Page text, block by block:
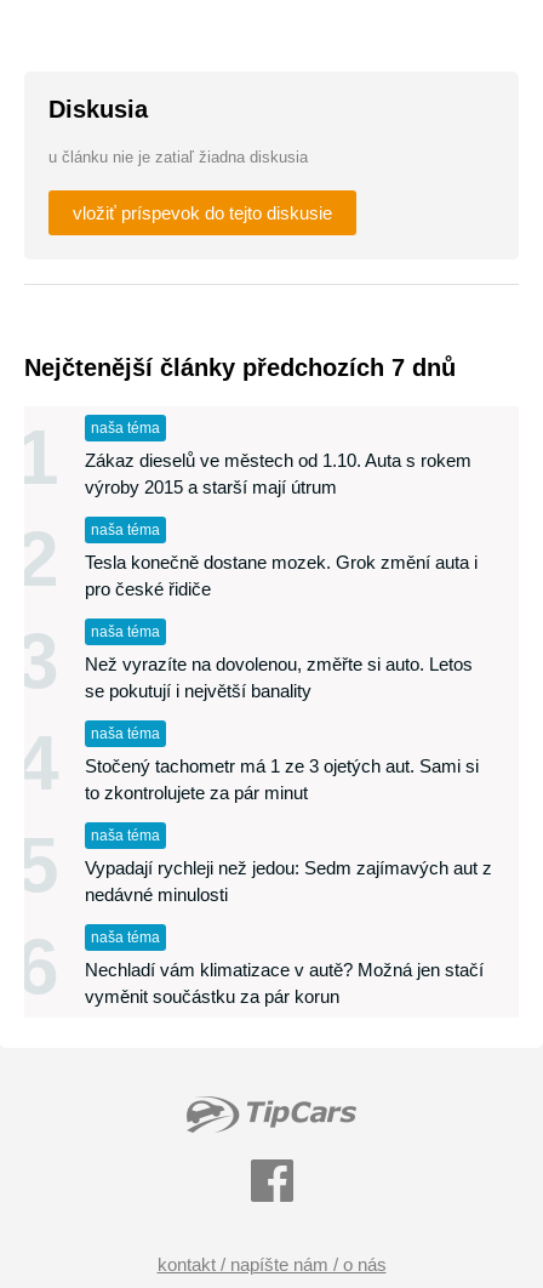
Diskusia
u článku nie je zatiaľ žiadna diskusia
vložiť príspevok do tejto diskusie
Nejčtenější články předchozích 7 dnů
1 naša téma
Zákaz dieselů ve městech od 1.10. Auta s rokem
výroby 2015 a starší mají útrum
2 naša téma
Tesla konečně dostane mozek. Grok změní auta i
pro české řidiče
3 naša téma
Než vyrazíte na dovolenou, změřte si auto. Letos
se pokutují i největší banality
4 naša téma
Stočený tachometr má 1 ze 3 ojetých aut. Sami si
to zkontrolujete za pár minut
5 naša téma
Vypadají rychleji než jedou: Sedm zajímavých aut z
nedávné minulosti
6 naša téma
Nechladí vám klimatizace v autě? Možná jen stačí
vyměnit součástku za pár korun
kontakt / napíšte nám / o nás